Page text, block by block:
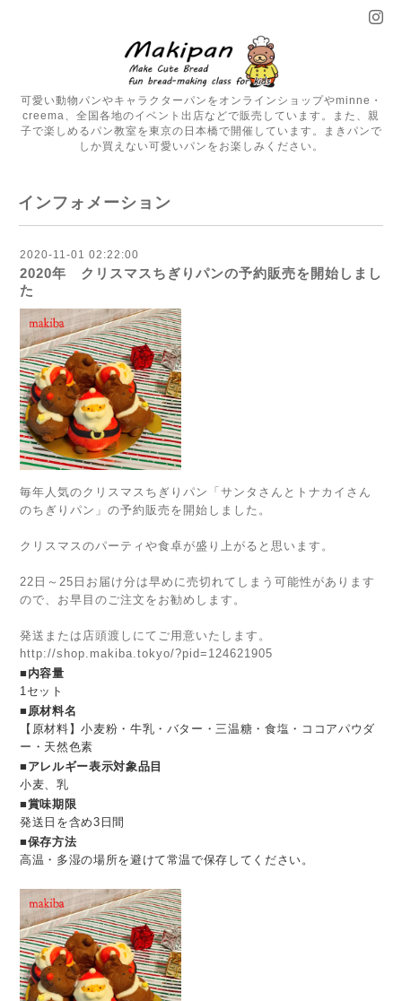
可愛い動物パンやキャラクターパンをオンラインショップやminne・
creema、全国各地のイベント出店などで販売しています。また、親
子で楽しめるパン教室を東京の日本橋で開催しています。まきパンで
しか買えない可愛いパンをお楽しみください。
インフォメーション
2020-11-01 02:22:00
2020年 クリスマスちぎりパンの予約販売を開始しまし
た
毎年人気のクリスマスちぎりパン「サンタさんとトナカイさん
のちぎりパン」の予約販売を開始しました。
クリスマスのパーティや食卓が盛り上がると思います。
22日～25日お届け分は早めに売切れてしまう可能性があります
ので、お早目のご注文をお勧めします。
発送または店頭渡しにてご用意いたします。
http://shop.makiba.tokyo/?pid=124621905
■内容量
1セット
■原材料名
【原材料】小麦粉・牛乳・バター・三温糖・食塩・ココアパウダ
ー・天然色素
■アレルギー表示対象品目
小麦、乳
■賞味期限
発送日を含め3日間
■保存方法
高温・多湿の場所を避けて常温で保存してください。